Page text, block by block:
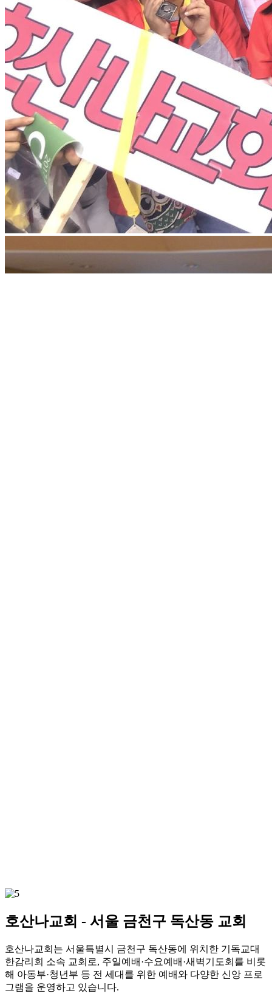
호산나교회 - 서울 금천구 독산동 교회
호산나교회는 서울특별시 금천구 독산동에 위치한 기독교대
한감리회 소속 교회로, 주일예배·수요예배·새벽기도회를 비롯
해 아동부·청년부 등 전 세대를 위한 예배와 다양한 신앙 프로
그램을 운영하고 있습니다.